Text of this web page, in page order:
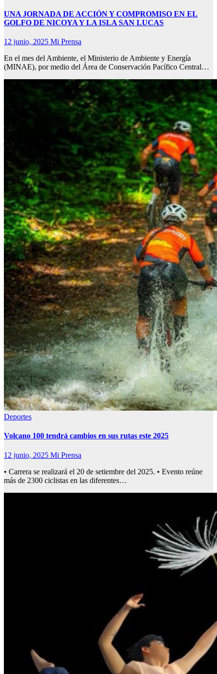
UNA JORNADA DE ACCIÓN Y COMPROMISO EN EL
GOLFO DE NICOYA Y LA ISLA SAN LUCAS
12 junio, 2025 Mi Prensa
En el mes del Ambiente, el Ministerio de Ambiente y Energía
(MINAE), por medio del Área de Conservación Pacífico Central…
Deportes
Volcano 100 tendrá cambios en sus rutas este 2025
12 junio, 2025 Mi Prensa
• Carrera se realizará el 20 de setiembre del 2025. • Evento reúne
más de 2300 ciclistas en las diferentes…